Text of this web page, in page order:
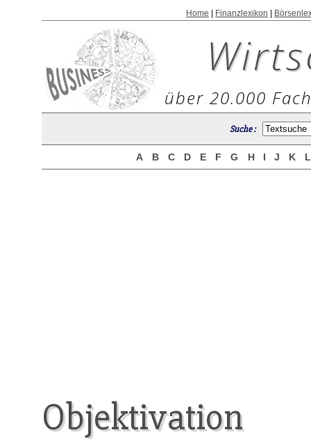
Home Finanzlexikon
über 20.000
Suche :
A B C D E F G H I J K
Objektivation